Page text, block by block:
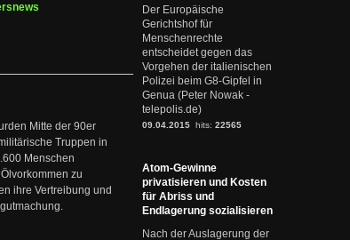
Mitte der 90er
Truppen in
Menschen
zu
ihre Vertreibung und
Der Europäische
Gerichtshof für
Menschenrechte
entscheidet gegen das
Vorgehen der italienischen
Polizei beim G8-Gipfel in
Genua (Peter Nowak -
telepolis.de)
09.04.2015 hits: 22565
Atom-Gewinne
privatisieren und Kosten
für Abriss und
Endlagerung sozialisieren
Nach der Auslagerung der